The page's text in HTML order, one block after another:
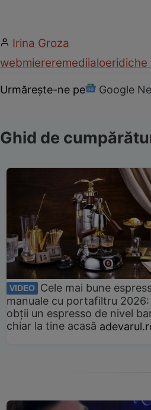
Irina Groza
webmiereremediialoeridiche
Urmărește-ne pe Google
Ghid de
VIDEO
Cele mai bune
manuale cu portafiltru 2026:
obții un espresso de nivel
chiar la tine acasă